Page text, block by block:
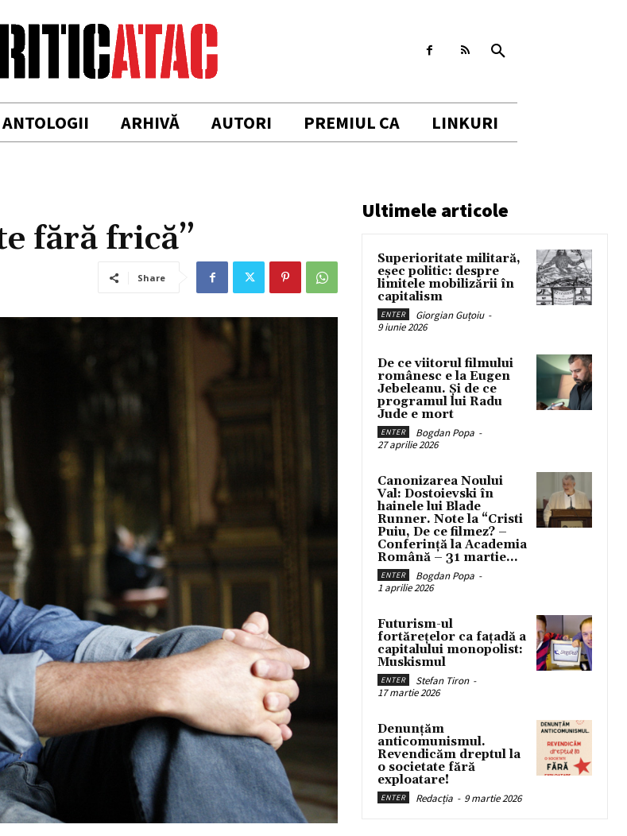
ANTOLOGII ARHIVĂ AUTORI PREMIUL CA LINKURI
fără frică”
Share
Ultimele articole
Superioritate militară,
eșec politic: despre
limitele mobilizării în
capitalism
ENTER Giorgian Guțoiu -
9 iunie 2026
De ce viitorul filmului
românesc e la Eugen
Jebeleanu. Și de ce
programul lui Radu
Jude e mort
ENTER Bogdan Popa -
27 aprilie 2026
Canonizarea Noului
Val: Dostoievski în
hainele lui Blade
Runner. Note la “Cristi
Puiu, De ce filmez? –
Conferință la Academia
Română – 31 martie...
ENTER Bogdan Popa -
1 aprilie 2026
Futurism-ul
fortărețelor ca fațadă a
capitalului monopolist:
Muskismul
ENTER Stefan Tiron -
17 martie 2026
Denunțăm
anticomunismul.
Revendicăm dreptul la
o societate fără
exploatare!
ENTER Redacția - 9 martie 2026